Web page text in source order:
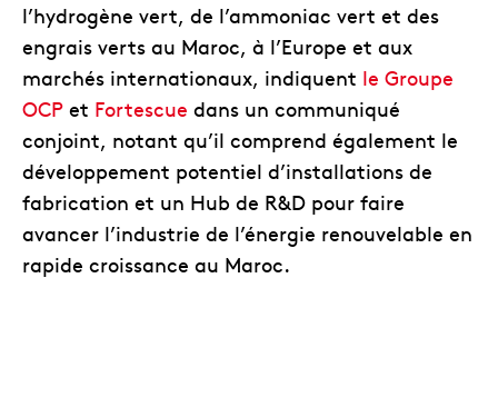
l’hydrogène vert, de l’ammoniac vert et des
engrais verts au Maroc, à l’Europe et aux
marchés internationaux, indiquent le Groupe
OCP et Fortescue dans un communiqué
conjoint, notant qu’il comprend également le
développement potentiel d’installations de
fabrication et un Hub de R&D pour faire
avancer l’industrie de l’énergie renouvelable en
rapide croissance au Maroc.